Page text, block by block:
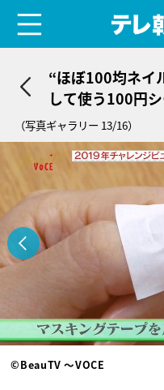
“ほぼ100均ネイ
して使う100円
（写真ギャラリー 13/16）
©BeauTV ～VOCE